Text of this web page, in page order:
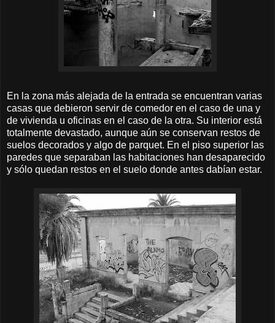
En la zona más alejada de la entrada se encuentran varias
casas que debieron servir de comedor en el caso de una y
de vivienda u oficinas en el caso de la otra. Su interior está
totalmente devastado, aunque aún se conservan restos de
suelos decorados y algo de parquet. En el piso superior las
paredes que separaban las habitaciones han desaparecido
y sólo quedan restos en el suelo donde antes dabían estar.